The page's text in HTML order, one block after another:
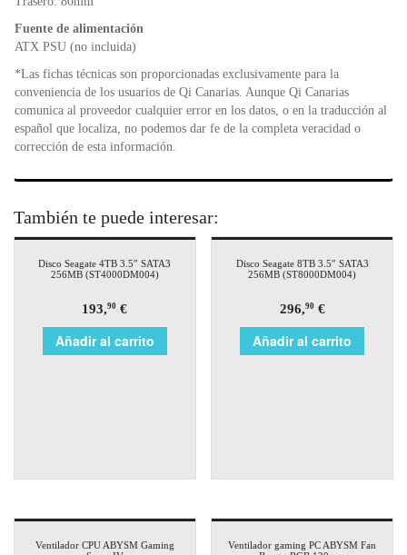
Fuente de alimentación
ATX PSU (no incluida)
*Las fichas técnicas son proporcionadas exclusivamente para la
conveniencia de los usuarios de Qi Canarias. Aunque Qi Canarias
comunica al proveedor cualquier error en los datos, o en la traducción al
español que localiza, no podemos dar fe de la completa veracidad o
corrección de esta información.
También te puede interesar:
Disco Seagate 4TB 3.5″ SATA3
256MB (ST4000DM004)
193,90 €
Añadir al carrito
Disco Seagate 8TB 3.5″ SATA3
256MB (ST8000DM004)
296,90€
Añadir al carrito
Ventilador CPU ABYSM Gaming
Ventilador gaming PC ABYSM Fan